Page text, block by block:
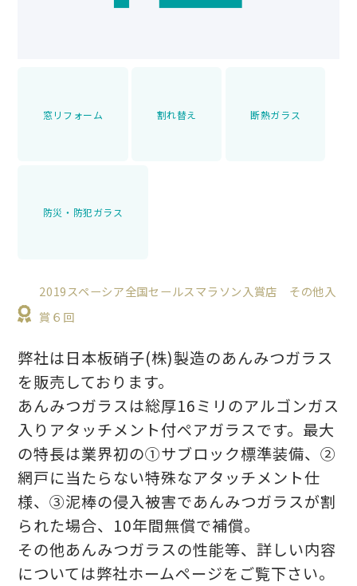
窓リフォーム 割れ替え 断熱ガラス
防災・防犯ガラス
2019スペーシア全国セールスマラソン入賞店 その他入
賞６回
弊社は日本板硝子(株)製造のあんみつガラス
を販売しております。
あんみつガラスは総厚16ミリのアルゴンガス
入りアタッチメント付ペアガラスです。最大
の特長は業界初の①サブロック標準装備、②
網戸に当たらない特殊なアタッチメント仕
様、③泥棒の侵入被害であんみつガラスが割
られた場合、10年間無償で補償。
その他あんみつガラスの性能等、詳しい内容
については弊社ホームページをご覧下さい。